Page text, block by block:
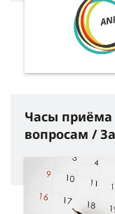
Часы приёма
вопросам /